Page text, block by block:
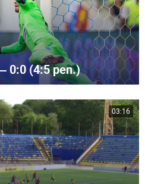
0:0 (4:5 pen.)
03:16